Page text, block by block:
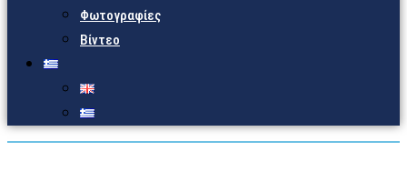
Φωτογραφίες
Βίντεο